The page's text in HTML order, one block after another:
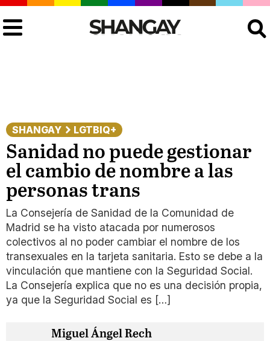
SHANGAY LGTBIQ+
Sanidad no puede gestionar
el cambio de nombre a las
personas trans
La Consejería de Sanidad de la Comunidad de
Madrid se ha visto atacada por numerosos
colectivos al no poder cambiar el nombre de los
transexuales en la tarjeta sanitaria. Esto se debe a la
vinculación que mantiene con la Seguridad Social.
La Consejería explica que no es una decisión propia,
ya que la Seguridad Social es […]
Miguel Ángel Rech